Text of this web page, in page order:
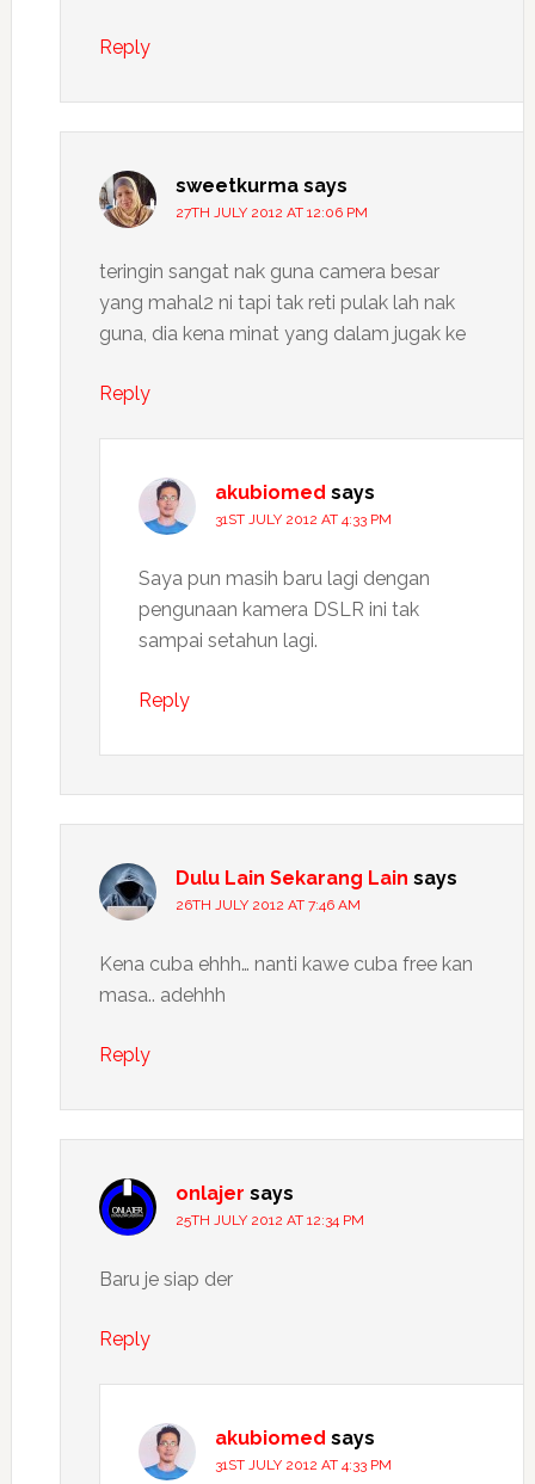
Reply
sweetkurma says
27TH JULY 2012 AT 12:06 PM
teringin sangat nak guna camera besar
yang mahal2 ni tapi tak reti pulak lah nak
guna, dia kena minat yang dalam jugak ke
Reply
akubiomed says
31ST JULY 2012 AT 4:33 PM
Saya pun masih baru lagi dengan
pengunaan kamera DSLR ini tak
sampai setahun lagi.
Reply
Dulu Lain Sekarang Lain says
26TH JULY 2012 AT 7:46 AM
Kena cuba ehhh… nanti kawe cuba free kan
masa.. adehhh
Reply
onlajer says
25TH JULY 2012 AT 12:34 PM
Baru je siap der
Reply
akubiomed says
31ST JULY 2012 AT 4:33 PM